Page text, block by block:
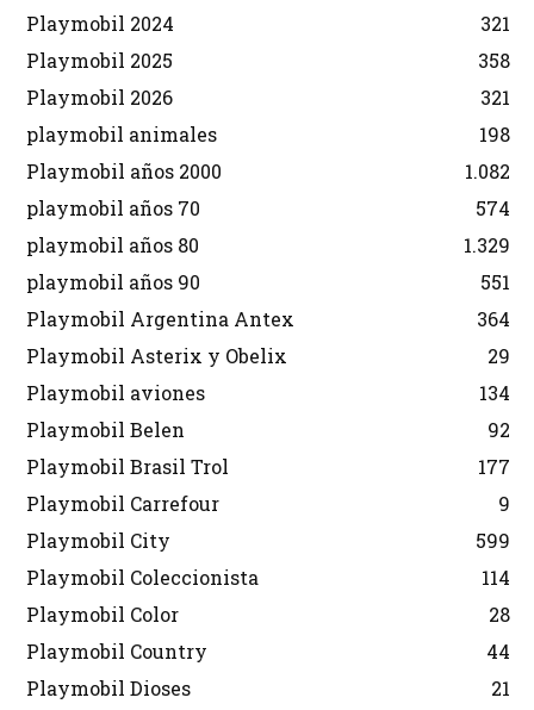
Playmobil 2024
321
Playmobil 2025
358
Playmobil 2026
321
playmobil animales
198
Playmobil años 2000
1.082
playmobil años 70
574
playmobil años 80
1.329
playmobil años 90
551
Playmobil Argentina Antex
364
Playmobil Asterix y Obelix
29
Playmobil aviones
134
Playmobil Belen
92
Playmobil Brasil Trol
177
Playmobil Carrefour
9
Playmobil City
599
Playmobil Coleccionista
114
Playmobil Color
28
Playmobil Country
44
Playmobil Dioses
21